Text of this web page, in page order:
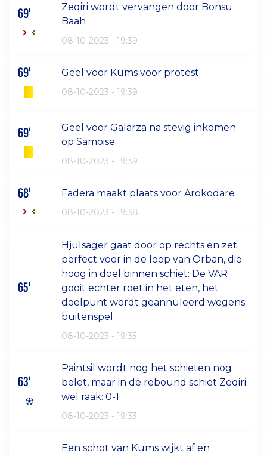
69'
Zeqiri wordt vervangen door Bonsu
Baah
08-10-2023 - 19:39
69' Geel voor Kums voor protest
08-10-2023 - 19:39
69'
Geel voor Galarza na stevig inkomen
op Samoise
08-10-2023 - 19:39
68' Fadera maakt plaats voor Arokodare
08-10-2023 - 19:38
65'
Hjulsager gaat door op rechts en zet
perfect voor in de loop van Orban, die
hoog in doel binnen schiet: De VAR
gooit echter roet in het eten, het
doelpunt wordt geannuleerd wegens
buitenspel.
08-10-2023 - 19:35
63'
Paintsil wordt nog het schieten nog
belet, maar in de rebound schiet Zeqiri
wel raak: 0-1
08-10-2023 - 19:33
Een schot van Kums wijkt af en